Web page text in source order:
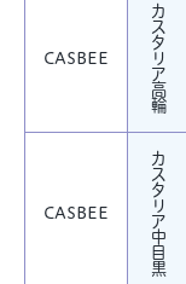
CASBEE
カ
ス
タ
リ
ア
高
輪
CASBEE
カ
ス
タ
リ
ア
中
目
黒